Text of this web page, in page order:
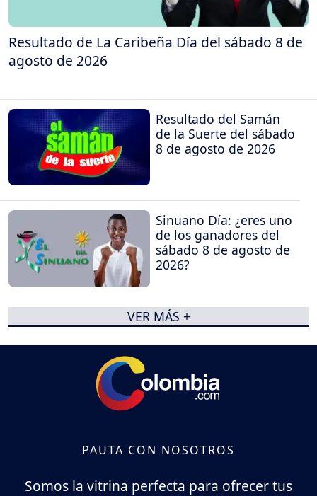
Resultado de La Caribeña Día del sábado 8 de
agosto de 2026
Resultado del Samán
de la Suerte del sábado
8 de agosto de 2026
Sinuano Día: ¿eres uno
de los ganadores del
sábado 8 de agosto de
2026?
VER MÁS +
PAUTA CON NOSOTROS
Somos la vitrina perfecta para ofrecer tus